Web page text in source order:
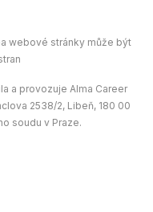
webové stránky může být
a provozuje Alma Career
2538/2, Libeň, 180 00
soudu v Praze.